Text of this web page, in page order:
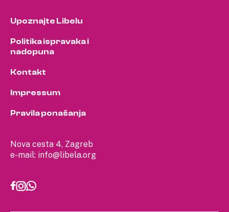
Nova cesta 4, Zagreb
e-mail: info@libela.org
Upoznajte Libelu
Politika ispravaka i
nadopuna
Kontakt
Impressum
Pravila ponašanja